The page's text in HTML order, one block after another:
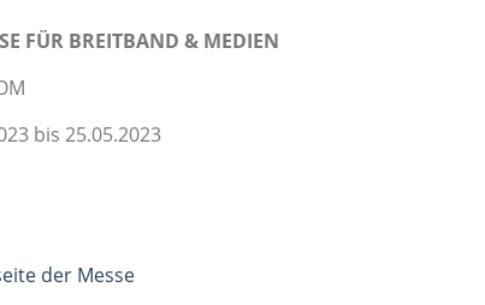
FÜR BREITBAND & MEDIEN
bis 25.05.2023
der Messe